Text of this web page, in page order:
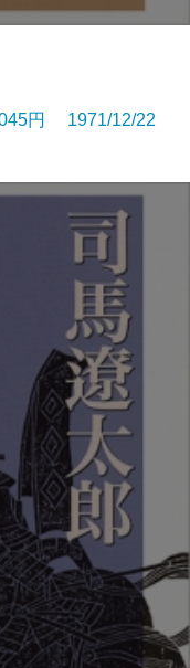
円 1971/12/22